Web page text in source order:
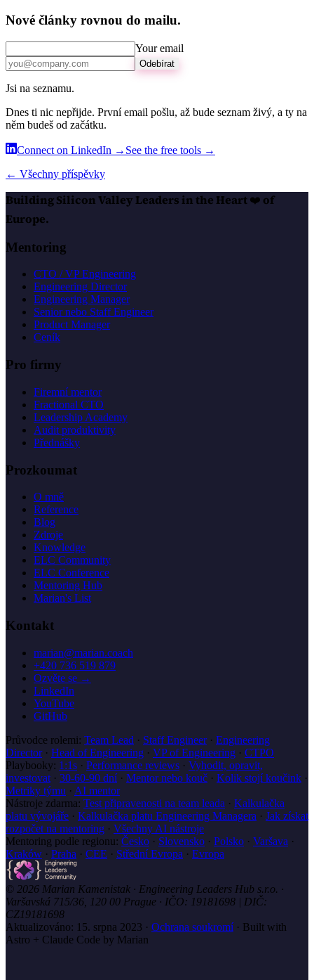
Nové články rovnou do mailu.
Your email
Odebírat
Jsi na seznamu.
Dnes ti nic nepřijde. První email pošlu, až bude seznam živý, a ty na
něm budeš od začátku.
Connect on LinkedIn → See the free tools →
← Všechny příspěvky
Building Silicon Valley Leaders in the Heart❤️ of
Europe.
Mentoring
CTO / VP Engineering
Engineering Director
Engineering Manager
Senior nebo Staff Engineer
Product Manager
Ceník
Pro firmy
Firemní mentor
Fractional CTO
Leadership Academy
Audit produktivity
Přednášky
Prozkoumat
O mně
Reference
Blog
Zdroje
Knowledge
ELC Community
ELC Conference
Mentoring Hub
Marian's List
Kontakt
marian@marian.coach
+420 736 519 879
Ozvěte se →
LinkedIn
YouTube
GitHub
Průvodce rolemi: Team Lead · Staff Engineer· Engineering
Director· Head of Engineering · VP of Engineering · CTPO
Playbooky: 1:1s · Performance reviews · Vyhodit, opravit,
investovat · 30-60-90 dní· Mentor nebo kouč · Kolik stojí koučink ·
Metriky týmu · AI mentor
Nástroje zdarma: Test připravenosti na team leada · Kalkulačka
platu vývojáře · Kalkulačka platu Engineering Managera · Jak získat
rozpočet na mentoring · Všechny AI nástroje
Mentoring podle regionu: Česko · Slovensko · Polsko · Varšava ·
Kraków · Praha · CEE · Střední Evropa · Evropa
© 2026 Marian Kamenistak · Engineering Leaders Hub s.r.o. ·
Varšavská 715/36, 120 00 Prague · IČO: 19181698 | DIČ:
CZ19181698
Aktualizováno: 15. srpna 2023 · Ochrana soukromí· Built with
Astro + Claude Code by Marian